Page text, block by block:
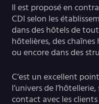
Il est proposé en
CDI selon les
dans des hôtels de
hôtelières, des
ou encore dans des
C’est un excellent
l’univers de
contact avec les